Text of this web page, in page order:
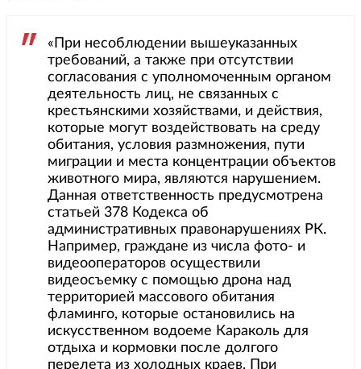
«При несоблюдении вышеуказанных
требований, а также при отсутствии
согласования с уполномоченным органом
деятельность лиц, не связанных с
крестьянскими хозяйствами, и действия,
которые могут воздействовать на среду
обитания, условия размножения, пути
миграции и места концентрации объектов
животного мира, являются нарушением.
Данная ответственность предусмотрена
статьей 378 Кодекса об
административных правонарушениях РК.
Например, граждане из числа фото- и
видеооператоров осуществили
видеосъемку с помощью дрона над
территорией массового обитания
фламинго, которые остановились на
искусственном водоеме Караколь для
отдыха и кормовки после долгого
перелета из холодных краев. При